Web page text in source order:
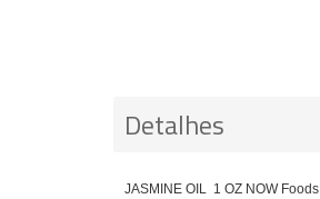
Detalhes
JASMINE OIL 1 OZ NOW Foods